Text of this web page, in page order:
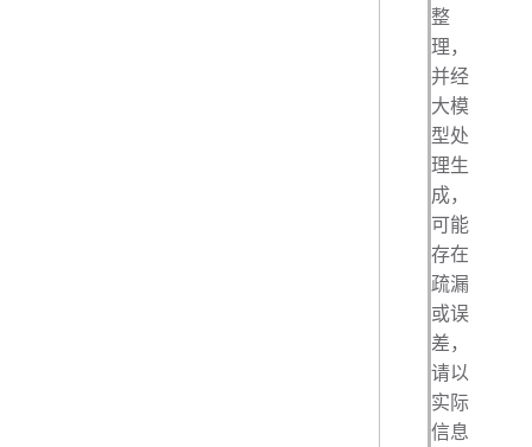
整
理，
并经
大模
型处
理生
成，
可能
存在
疏漏
或误
差，
请以
实际
信息